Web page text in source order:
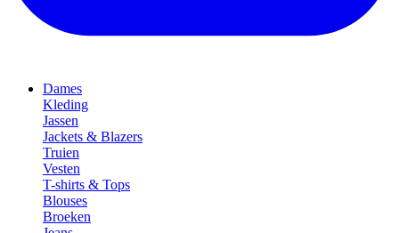
Dames
Kleding
Jassen
Jackets & Blazers
Truien
Vesten
T-shirts & Tops
Blouses
Broeken